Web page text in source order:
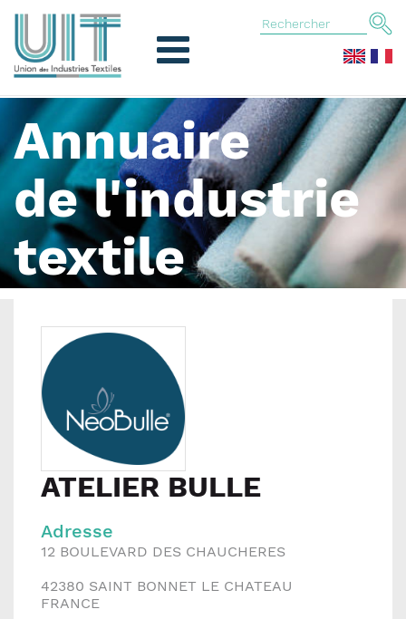
Annuaire
de l'industrie
textile
ATELIER BULLE
Adresse
12 BOULEVARD DES CHAUCHERES
42380 SAINT BONNET LE CHATEAU
FRANCE